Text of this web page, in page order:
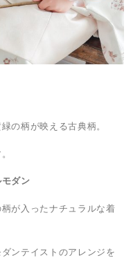
の柄が映える古典柄。
ダン
が入ったナチュラルな着
ンテイストのアレンジを